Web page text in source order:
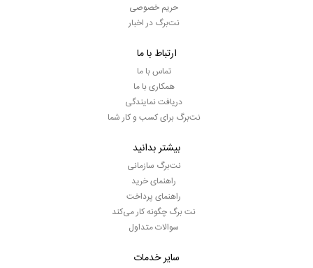
حریم خصوصی
نت‌برگ در اخبار
ارتباط با ما
تماس با ما
همکاری با ما
دریافت نمایندگی
نت‌برگ برای کسب و کار شما
بیشتر بدانید
نت‌برگ سازمانی
راهنمای خرید
راهنمای پرداخت
نت برگ چگونه کار می‌کند
سوالات متداول
سایر خدمات